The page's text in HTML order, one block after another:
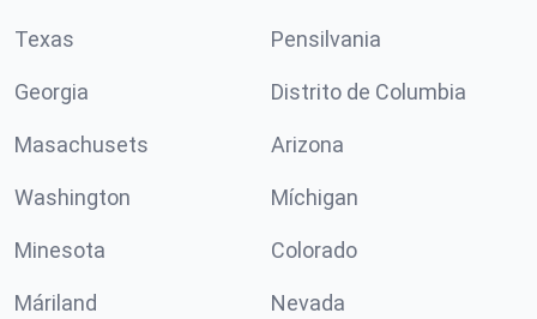
Texas Pensilvania
Georgia Distrito de Columbia
Masachusets Arizona
Washington Míchigan
Minesota Colorado
Máriland Nevada